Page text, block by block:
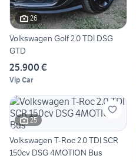
26
Volkswagen Golf 2.0 TDI DSG
GTD
25.900 €
Vip Car
25
Volkswagen T-Roc 2.0 TDI SCR
150cv DSG 4MOTION Bus